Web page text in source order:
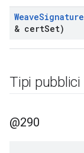
WeaveSignature
& certSet)
Tipi pubblici
@290